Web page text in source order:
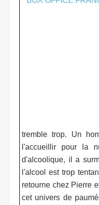
tremble trop. Un
l'accueillir pour la
d'alcoolique, il a
l'alcool est trop
retourne chez Pierre
cet univers de